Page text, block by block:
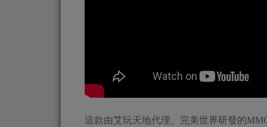
這款由艾玩天地代理、完美世界研發的